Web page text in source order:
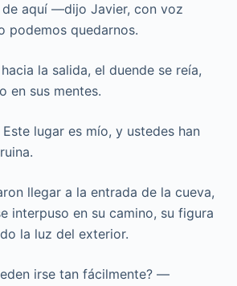
aquí —dijo Javier, con voz
podemos quedarnos.
la salida, el duende se reía,
en sus mentes.
lugar es mío, y ustedes han
llegar a la entrada de la cueva,
interpuso en su camino, su figura
la luz del exterior.
irse tan fácilmente? —